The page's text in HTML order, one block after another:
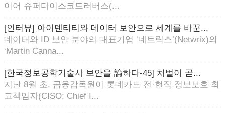
이어 슈퍼다이스코드러버스(...
[인터뷰] 아이덴티티와 데이터 보안으로 세계를 바꾼...
데이터와 ID 보안 분야의 대표기업 ‘네트릭스’(Netwrix)의
‘Martin Canna...
[한국정보공학기술사 보안을 論하다-45] 처벌이 곧...
지난 8월 초, 금융감독원이 롯데카드 전·현직 정보보호 최
고책임자(CISO: Chief I...